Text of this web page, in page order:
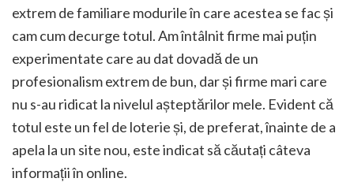
extrem de familiare modurile în care acestea se fac și
cam cum decurge totul. Am întâlnit firme mai puțin
experimentate care au dat dovadă de un
profesionalism extrem de bun, dar și firme mari care
nu s-au ridicat la nivelul așteptărilor mele. Evident că
totul este un fel de loterie și, de preferat, înainte de a
apela la un site nou, este indicat să căutați câteva
informații în online.